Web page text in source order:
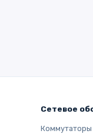
Сетевое
Коммутаторы